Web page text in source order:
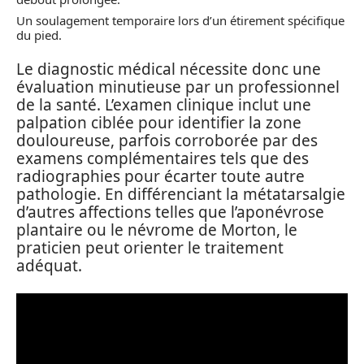
Un soulagement temporaire lors d’un étirement spécifique
du pied.
Le diagnostic médical nécessite donc une
évaluation minutieuse par un professionnel
de la santé. L’examen clinique inclut une
palpation ciblée pour identifier la zone
douloureuse, parfois corroborée par des
examens complémentaires tels que des
radiographies pour écarter toute autre
pathologie. En différenciant la métatarsalgie
d’autres affections telles que l’aponévrose
plantaire ou le névrome de Morton, le
praticien peut orienter le traitement
adéquat.